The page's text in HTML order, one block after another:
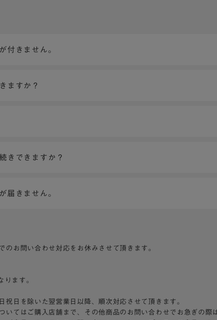
付きません。
ますか？
きできますか？
届きません。
お問い合わせ対応をお休みさせて頂きます。
ます。
日を除いた翌営業日以降、順次対応させて頂きます。
いてはご購入店舗まで、その他商品のお問い合わせでお急ぎの際